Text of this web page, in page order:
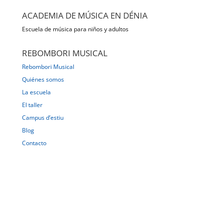
ACADEMIA DE MÚSICA EN DÉNIA
Escuela de música para niños y adultos
REBOMBORI MUSICAL
Rebombori Musical
Quiénes somos
La escuela
El taller
Campus d’estiu
Blog
Contacto